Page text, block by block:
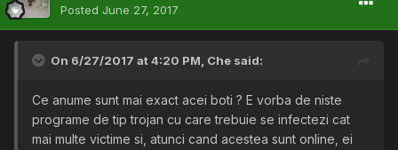
Posted June 27, 2017
On 6/27/2017 at 4:20 PM, Che said:
Ce anume sunt mai exact acei boti ? E vorba de niste
programe de tip trojan cu care trebuie se infectezi cat
mai multe victime si, atunci cand acestea sunt online, ei